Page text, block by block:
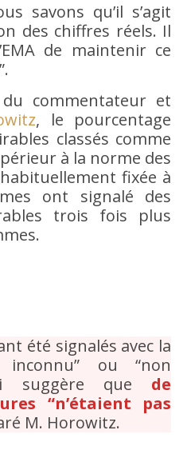
savons qu’il s’agit
des chiffres réels. Il
de maintenir ce
commentateur et
, le pourcentage
classés comme
à la norme des
fixée à
ont signalé des
trois fois plus
été signalés avec la
inconnu” ou “non
suggère que de
“n’étaient pas
M. Horowitz.